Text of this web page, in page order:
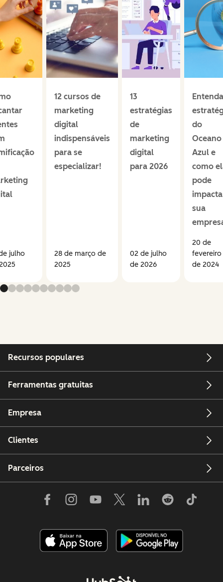
julho
12 cursos de
marketing
digital
indispensáveis
para se
especializar!
28 de março de
2025
13
estratégias
de
marketing
digital
para 2026
02 de julho
de 2026
do
Oceano
Azul e
como
pode
sua
20 de
fevereiro
de 2024
Recursos populares
Ferramentas gratuitas
Empresa
Clientes
Parceiros